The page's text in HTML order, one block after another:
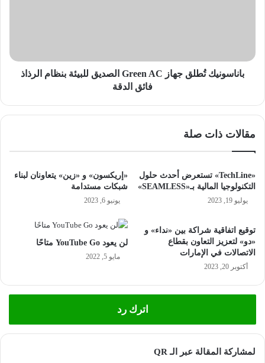
الرذاذ
فائق
باناسونيك تُطلق جهاز Green AC الصديق للبيئة بنظام الرذاذ
فائق الدقة
مقالات ذات صلة
«TechLine» تستعرض أحدث حلول
التكنولوجيا المالية بـ«SEAMLESS»
يوليو 19, 2023
«إريكسون» و «زين» يتعاونان لبناء
شبكات مستدامة
يونيو 6, 2023
توقيع اتفاقية شراكة بين «نداء» و
«دو» لتعزيز التعاون بقطاع
الاتصالات في الإمارات
أكتوبر 20, 2023
لن يعود YouTube Go متاحًا
مايو 5, 2022
اترك رد
لمشاركة المقالة عبر الـ QR